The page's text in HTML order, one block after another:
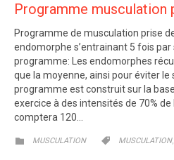
Programme musculation
Programme de musculation prise
endomorphe s’entrainant 5 fois
programme: Les endomorphes
que la moyenne, ainsi pour éviter
programme est construit sur la
exercice à des intensités de 70%
comptera 120…
 CATEGORY
MUSCULATION  CATEGORY
MUSCULATION,